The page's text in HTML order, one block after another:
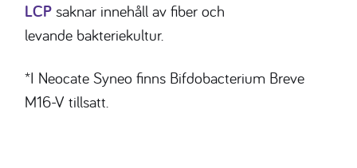
LCP saknar innehåll av fiber och
levande bakteriekultur.
*I Neocate Syneo finns Bifdobacterium Breve
M16-V tillsatt.